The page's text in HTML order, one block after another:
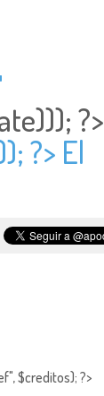
?>
?> El
$creditos); ?>